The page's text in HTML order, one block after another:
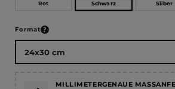
Rot Schwarz Silber
Formatauswählen
MILLIMETERGENAUE